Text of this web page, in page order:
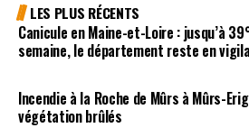
LES PLUS RÉCENTS
Canicule en Maine-et-Loire : jusqu’à
semaine, le département reste en
Incendie à la Roche de Mûrs à Mûrs-
végétation brûlés